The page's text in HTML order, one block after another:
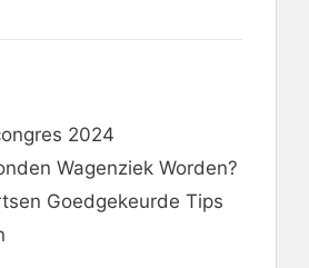
2024
Wagenziek Worden?
Goedgekeurde Tips